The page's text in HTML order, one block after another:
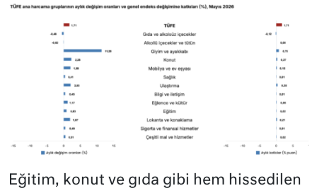
Eğitim, konut ve gıda gibi hem hissedilen